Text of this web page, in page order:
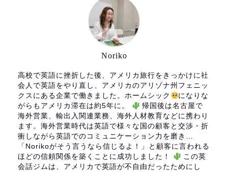
Noriko
高校で英語に挫折した後、アメリカ旅行をきっかけに社
会人で英語をやり直し、アメリカのアリゾナ州フェニッ
クスにある企業で働きました。ホームシック
になりな
がらもアメリカ滞在は約5年に。
帰国後は名古屋で
海外営業、輸出入関連業務、海外人材教育などに携わり
ます。海外営業時代は英語で様々な国の顧客と交渉・折
衝しながら英語でのコミュニケーション力を磨き…
「Norikoがそう言うなら信じるよ！」と顧客に言われる
ほどの信頼関係を築くことに成功しました！
この英
会話ジムは、アメリカで英語が不自由だったためにし